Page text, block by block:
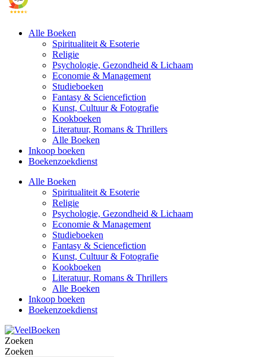
Alle Boeken
Spiritualiteit & Esoterie
Religie
Psychologie, Gezondheid & Lichaam
Economie & Management
Studieboeken
Fantasy & Sciencefiction
Kunst, Cultuur & Fotografie
Kookboeken
Literatuur, Romans & Thrillers
Alle Boeken
Inkoop boeken
Boekenzoekdienst
Alle Boeken
Spiritualiteit & Esoterie
Religie
Psychologie, Gezondheid & Lichaam
Economie & Management
Studieboeken
Fantasy & Sciencefiction
Kunst, Cultuur & Fotografie
Kookboeken
Literatuur, Romans & Thrillers
Alle Boeken
Inkoop boeken
Boekenzoekdienst
Zoeken
Zoeken